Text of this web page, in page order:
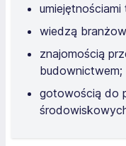
wiedzą
znajomością
budownictwem;
gotowością do